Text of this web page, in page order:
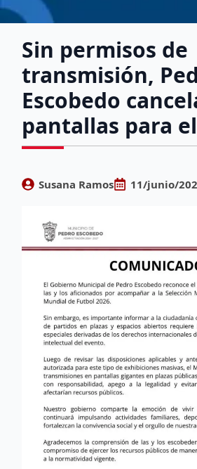
Sin permisos de
transmisión,
Escobedo
pantallas para
Susana Ramos 11/junio/